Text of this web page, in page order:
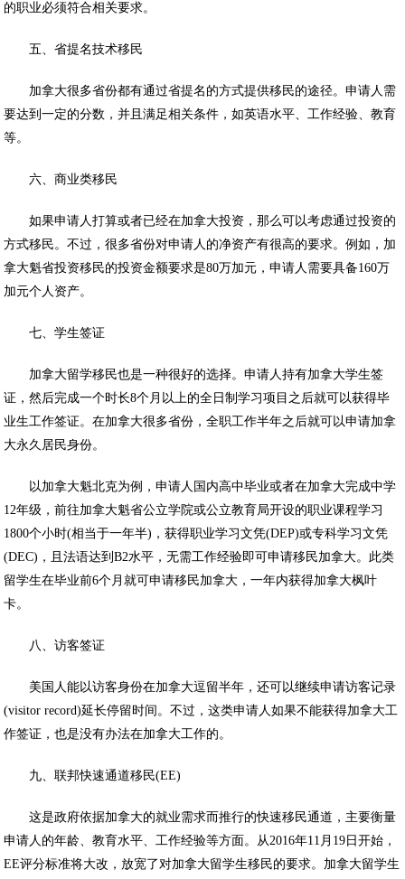
的职业必须符合相关要求。
五、省提名技术移民
加拿大很多省份都有通过省提名的方式提供移民的途径。申请人需
要达到一定的分数，并且满足相关条件，如英语水平、工作经验、教育
等。
六、商业类移民
如果申请人打算或者已经在加拿大投资，那么可以考虑通过投资的
方式移民。不过，很多省份对申请人的净资产有很高的要求。例如，加
拿大魁省投资移民的投资金额要求是80万加元，申请人需要具备160万
加元个人资产。
七、学生签证
加拿大留学移民也是一种很好的选择。申请人持有加拿大学生签
证，然后完成一个时长8个月以上的全日制学习项目之后就可以获得毕
业生工作签证。在加拿大很多省份，全职工作半年之后就可以申请加拿
大永久居民身份。
以加拿大魁北克为例，申请人国内高中毕业或者在加拿大完成中学
12年级，前往加拿大魁省公立学院或公立教育局开设的职业课程学习
1800个小时(相当于一年半)，获得职业学习文凭(DEP)或专科学习文凭
(DEC)，且法语达到B2水平，无需工作经验即可申请移民加拿大。此类
留学生在毕业前6个月就可申请移民加拿大，一年内获得加拿大枫叶
卡。
八、访客签证
美国人能以访客身份在加拿大逗留半年，还可以继续申请访客记录
(visitor record)延长停留时间。不过，这类申请人如果不能获得加拿大工
作签证，也是没有办法在加拿大工作的。
九、联邦快速通道移民(EE)
这是政府依据加拿大的就业需求而推行的快速移民通道，主要衡量
申请人的年龄、教育水平、工作经验等方面。从2016年11月19日开始，
EE评分标准将大改，放宽了对加拿大留学生移民的要求。加拿大留学生